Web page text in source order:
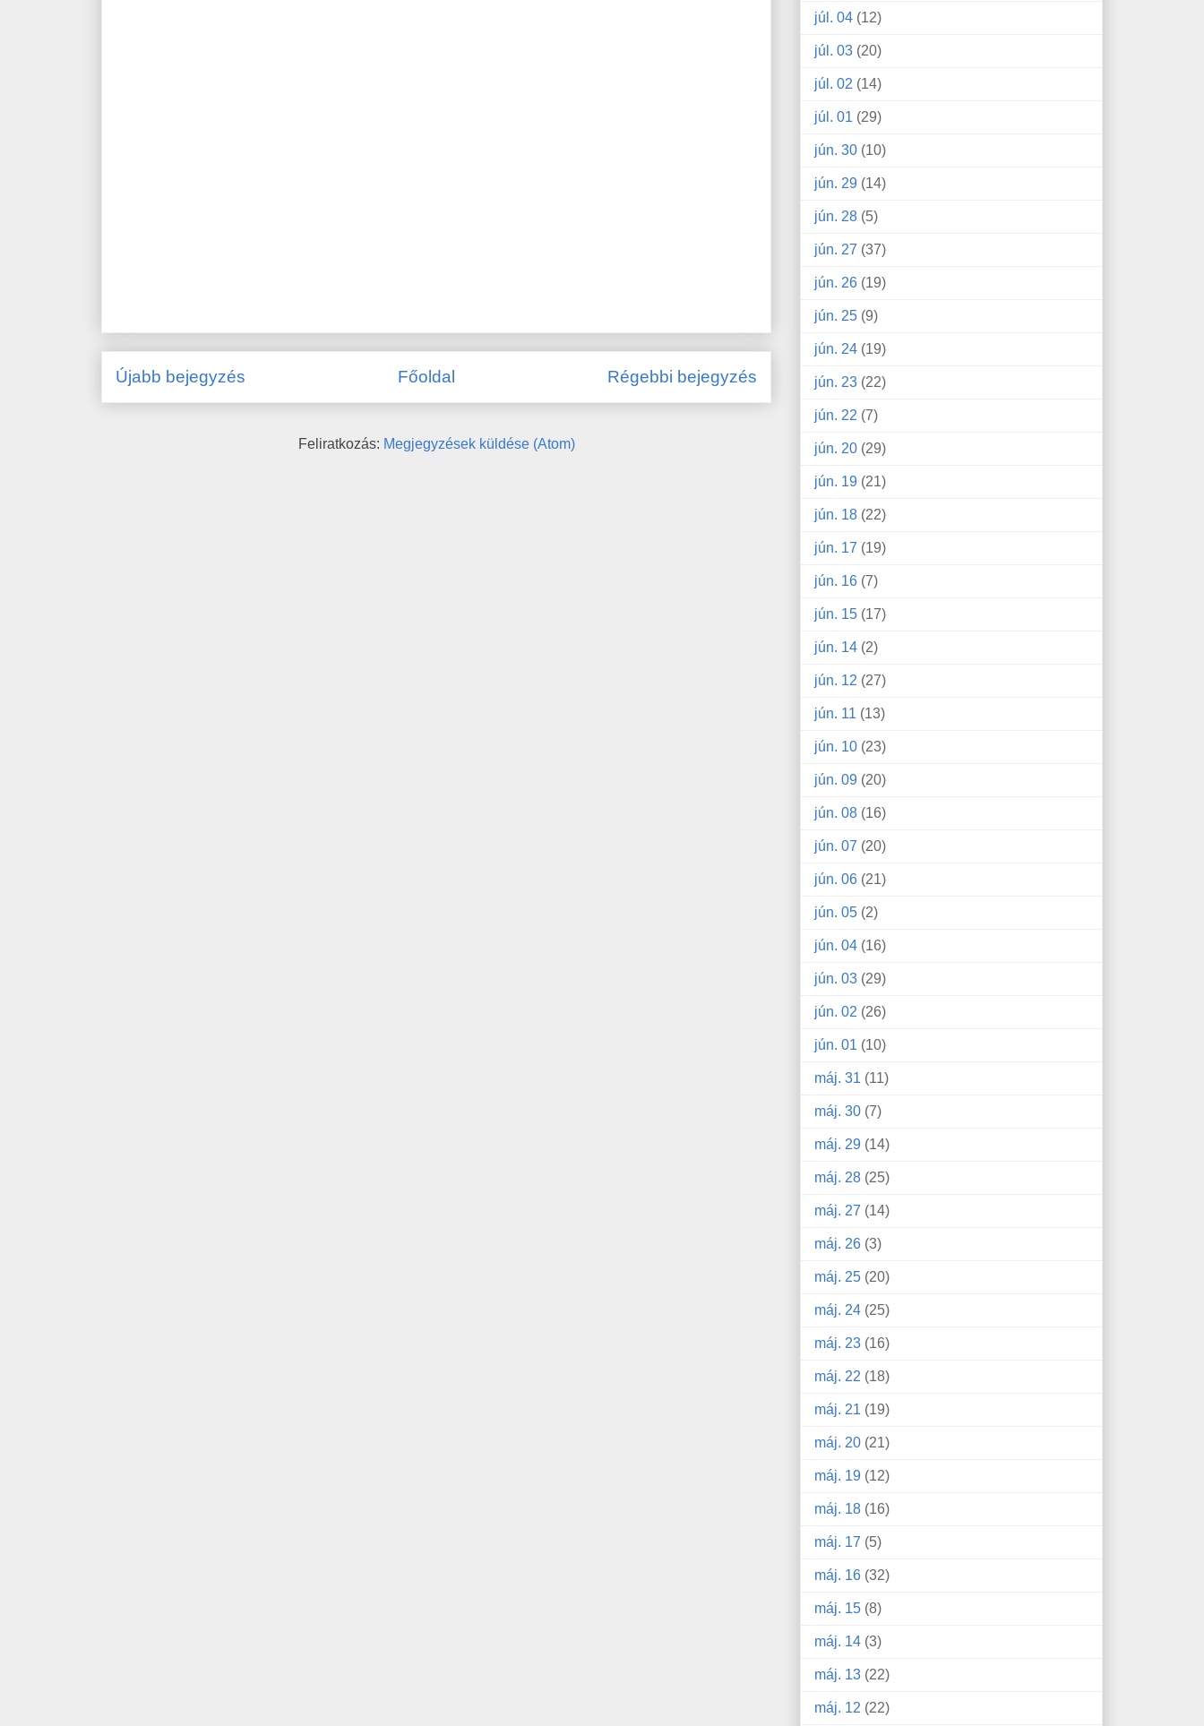
Újabb bejegyzés Régebbi bejegyzés
Főoldal
Feliratkozás: Megjegyzések küldése (Atom)
júl. 04 (12)
júl. 03 (20)
júl. 02 (14)
júl. 01 (29)
jún. 30 (10)
jún. 29 (14)
jún. 28 (5)
jún. 27 (37)
jún. 26 (19)
jún. 25 (9)
jún. 24 (19)
jún. 23 (22)
jún. 22 (7)
jún. 20 (29)
jún. 19 (21)
jún. 18 (22)
jún. 17 (19)
jún. 16 (7)
jún. 15 (17)
jún. 14 (2)
jún. 12 (27)
jún. 11 (13)
jún. 10 (23)
jún. 09 (20)
jún. 08 (16)
jún. 07 (20)
jún. 06 (21)
jún. 05 (2)
jún. 04 (16)
jún. 03 (29)
jún. 02 (26)
jún. 01 (10)
máj. 31 (11)
máj. 30 (7)
máj. 29 (14)
máj. 28 (25)
máj. 27 (14)
máj. 26 (3)
máj. 25 (20)
máj. 24 (25)
máj. 23 (16)
máj. 22 (18)
máj. 21 (19)
máj. 20 (21)
máj. 19 (12)
máj. 18 (16)
máj. 17 (5)
máj. 16 (32)
máj. 15 (8)
máj. 14 (3)
máj. 13 (22)
máj. 12 (22)